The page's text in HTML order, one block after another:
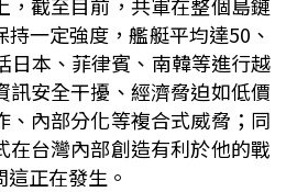
持一定強度，艦艇平均達50 、
日本、菲律賓、南韓等進行越
訊安全干擾、經濟脅迫如低價
、內部分化等複合式威脅；同
在台灣內部創造有利於他的戰
正在發生。